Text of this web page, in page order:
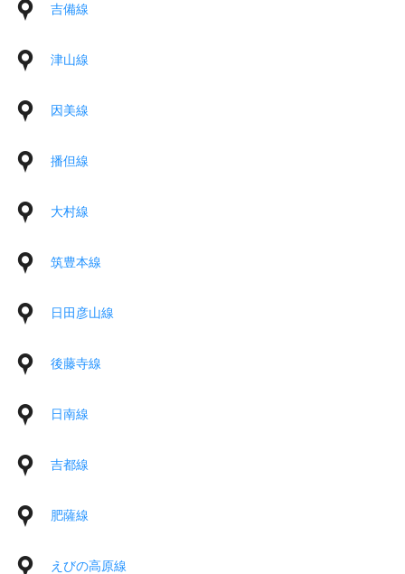
吉備線
津山線
因美線
播但線
大村線
筑豊本線
日田彦山線
後藤寺線
日南線
吉都線
肥薩線
えびの高原線